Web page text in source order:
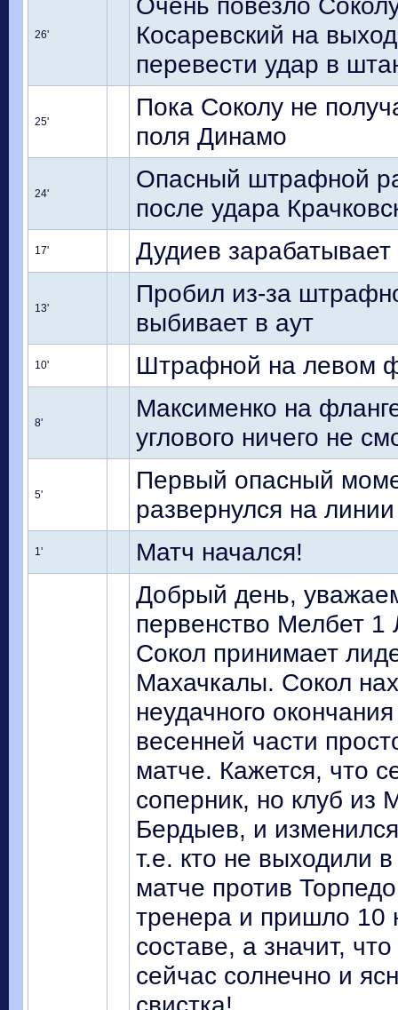
26'
Косаревский на
перевести удар в
25'
Пока Соколу не
поля Динамо
24'
Опасный штрафной
после удара
17' Дудиев
13'
Пробил из-за
выбивает в аут
10' Штрафной на левом
8'
Максименко на
углового ничего не
5'
Первый опасный
развернулся на
1'
Матч начался!
Добрый день,
первенство Мелбет 1
Сокол принимает
Махачкалы. Сокол
неудачного
весенней части
матче. Кажется, что
соперник, но клуб из
Бердыев, и
т.е. кто не выходили
матче против
тренера и пришло 10
составе, а значит,
сейчас солнечно и